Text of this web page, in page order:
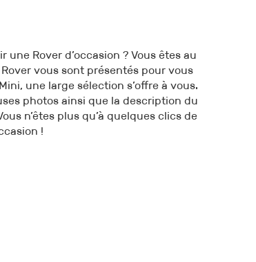
Rover d’occasion ? Vous êtes au
vous sont présentés pour vous
une large sélection s’offre à vous.
photos ainsi que la description du
n’êtes plus qu’à quelques clics de
!